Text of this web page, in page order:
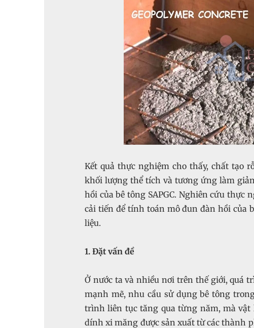
Kết quả thực nghiệm cho thấy, chất tạo
khối lượng thể tích và tương ứng làm
hồi của bê tông SAPGC. Nghiên cứu thực
cải tiến để tính toán mô đun đàn hồi của
liệu.
1. Đặt vấn đề
Ở nước ta và nhiều nơi trên thế giới, quá
mạnh mẽ, nhu cầu sử dụng bê tông
trình liên tục tăng qua từng năm, mà
dính xi măng được sản xuất từ các thành